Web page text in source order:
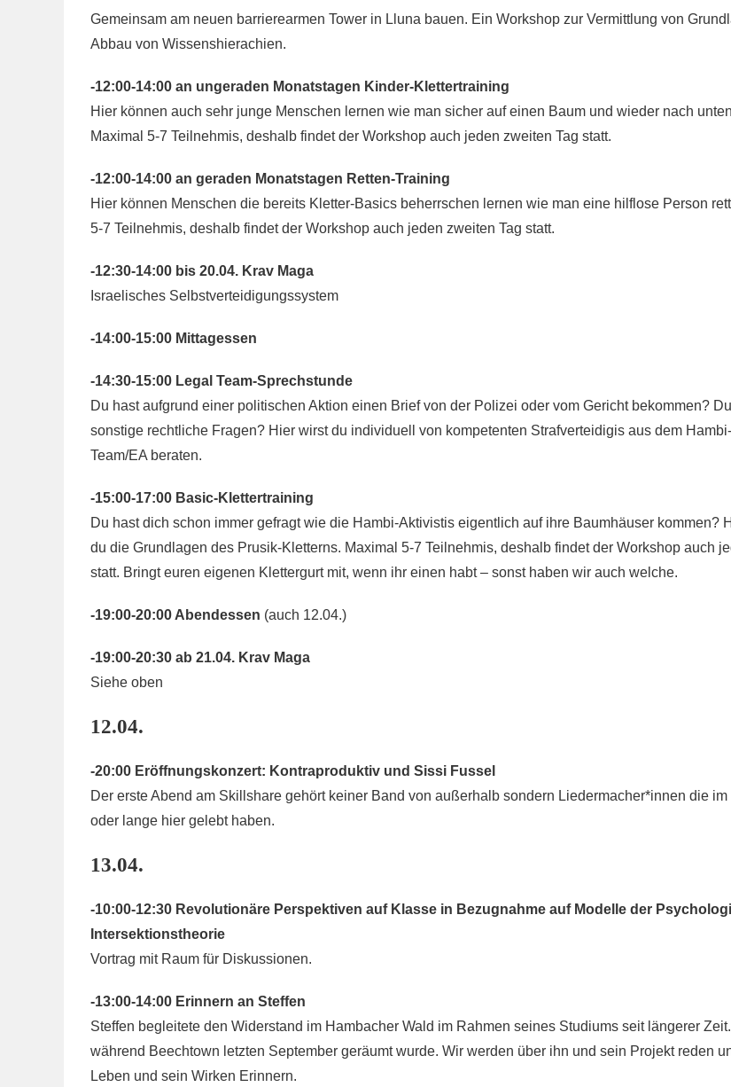
Gemeinsam am neuen barrierearmen Tower in Lluna bauen. Ein Workshop zur Vermittlung von
Abbau von Wissenshierachien.
-12:00-14:00 an ungeraden Monatstagen Kinder-Klettertraining
Hier können auch sehr junge Menschen lernen wie man sicher auf einen Baum und wieder nach
Maximal 5-7 Teilnehmis, deshalb findet der Workshop auch jeden zweiten Tag statt.
-12:00-14:00 an geraden Monatstagen Retten-Training
Hier können Menschen die bereits Kletter-Basics beherrschen lernen wie man eine hilflose Person
5-7 Teilnehmis, deshalb findet der Workshop auch jeden zweiten Tag statt.
-12:30-14:00 bis 20.04. Krav Maga
Israelisches Selbstverteidigungssystem
-14:00-15:00 Mittagessen
-14:30-15:00 Legal Team-Sprechstunde
Du hast aufgrund einer politischen Aktion einen Brief von der Polizei oder vom Gericht bekommen?
sonstige rechtliche Fragen? Hier wirst du individuell von kompetenten Strafverteidigis aus dem
Team/EA beraten.
-15:00-17:00 Basic-Klettertraining
Du hast dich schon immer gefragt wie die Hambi-Aktivistis eigentlich auf ihre Baumhäuser kommen?
du die Grundlagen des Prusik-Kletterns. Maximal 5-7 Teilnehmis, deshalb findet der Workshop auch
statt. Bringt euren eigenen Klettergurt mit, wenn ihr einen habt – sonst haben wir auch welche.
-19:00-20:00 Abendessen (auch 12.04.)
-19:00-20:30 ab 21.04. Krav Maga
Siehe oben
12.04.
-20:00 Eröffnungskonzert: Kontraproduktiv und Sissi Fussel
Der erste Abend am Skillshare gehört keiner Band von außerhalb sondern Liedermacher*innen die im
oder lange hier gelebt haben.
13.04.
-10:00-12:30 Revolutionäre Perspektiven auf Klasse in Bezugnahme auf Modelle der
Intersektionstheorie
Vortrag mit Raum für Diskussionen.
-13:00-14:00 Erinnern an Steffen
Steffen begleitete den Widerstand im Hambacher Wald im Rahmen seines Studiums seit längerer
während Beechtown letzten September geräumt wurde. Wir werden über ihn und sein Projekt reden
Leben und sein Wirken Erinnern.